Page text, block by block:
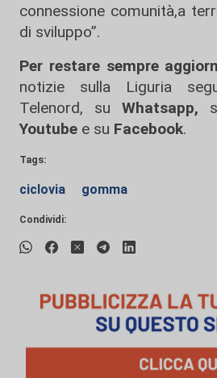
connessione comunità,a
di sviluppo”.
Per restare sempre
notizie sulla Liguria
Telenord, su
Whatsapp,
Youtube e su Facebook.
Tags:
ciclovia gomma
Condividi: